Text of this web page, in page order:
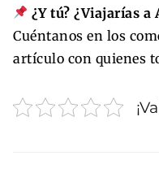
¿Y tú? ¿Viajarías a
Cuéntanos en los
artículo con quienes